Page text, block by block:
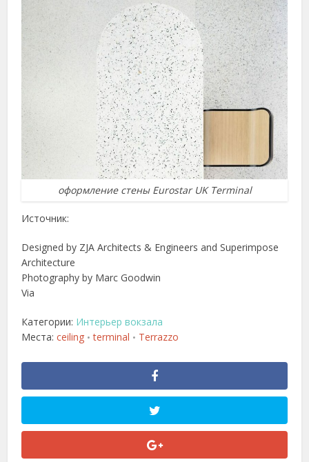
оформление стены Eurostar UK Terminal
Источник:
Designed by ZJA Architects & Engineers and Superimpose
Architecture
Photography by Marc Goodwin
Via
Категории: Интерьер вокзала
Места:ceiling • terminal • Terrazzo